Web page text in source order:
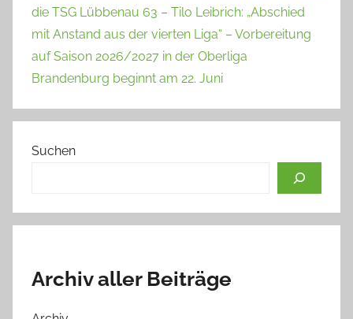
die TSG Lübbenau 63 – Tilo Leibrich: „Abschied
mit Anstand aus der vierten Liga“ – Vorbereitung
auf Saison 2026/2027 in der Oberliga
Brandenburg beginnt am 22. Juni
Suchen
Archiv aller Beiträge